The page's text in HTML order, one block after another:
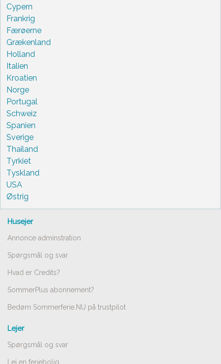
Cypern
Frankrig
Færøerne
Grækenland
Holland
Italien
Kroatien
Norge
Portugal
Schweiz
Spanien
Sverige
Thailand
Tyrkiet
Tyskland
USA
Østrig
Husejer
Annonce adminstration
Spørgsmål og svar
Hvad er Credits?
SommerPlus abonnement?
Bedøm Sommerferie.NU på trustpilot
Lejer
Spørgsmål og svar
Lej en feriebolig